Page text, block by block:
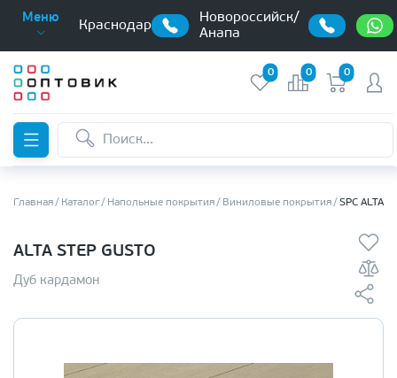
Меню
Краснодар
Новороссийск/
Анапа
0 0 0
Главная Каталог Напольные покрытия Виниловые покрытия SPC ALTA
ALTA STEP GUSTO
Дуб кардамон